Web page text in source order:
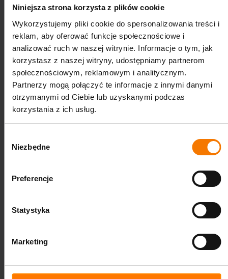
Niniejsza strona korzysta z plików cookie
Wykorzystujemy pliki cookie do spersonalizowania treści i
reklam, aby oferować funkcje społecznościowe i
analizować ruch w naszej witrynie. Informacje o tym, jak
korzystasz z naszej witryny, udostępniamy partnerom
społecznościowym, reklamowym i analitycznym.
Partnerzy mogą połączyć te informacje z innymi danymi
otrzymanymi od Ciebie lub uzyskanymi podczas
korzystania z ich usług.
zgody
Niezbędne
Preferencje
Statystyka
Marketing
Najczęściej zadawane pytania
(FAQ)
Czy dmuchańce Magiczna Kraina nadają
się do użytkowania w halach?
Tak, pod warunkiem dopasowania wysokości
pomieszczenia. Wysokość stropu powinna być
atrakcji jako strefę bezpieczeństwa.
Dla jakiego wieku są dmuchańce Magiczna
Kraina?
Najlepiej sprawdzają się dla dzieci w wieku 4–9 lat,